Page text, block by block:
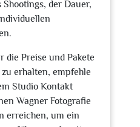
der Dauer,
die Preise und Pakete
erhalten, empfehle
Studio Kontakt
Wagner Fotografie
erreichen, um ein